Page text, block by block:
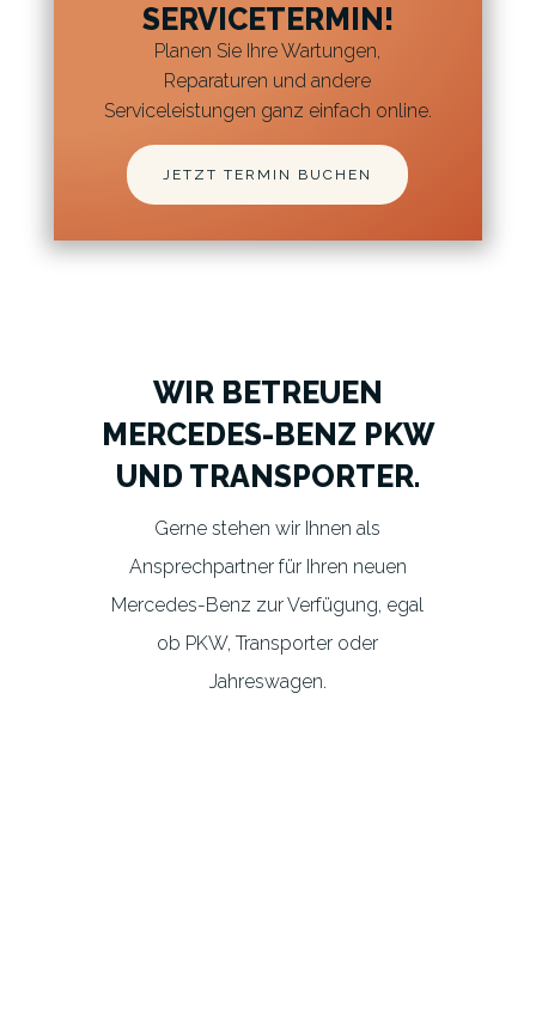
SERVICETERMIN!
Planen Sie Ihre Wartungen,
Reparaturen und andere
Serviceleistungen ganz einfach online.
JETZT TERMIN BUCHEN
WIR BETREUEN
MERCEDES-BENZ PKW
UND TRANSPORTER.
Gerne stehen wir Ihnen als
Ansprechpartner für Ihren neuen
Mercedes-Benz zur Verfügung, egal
ob PKW, Transporter oder
Jahreswagen.